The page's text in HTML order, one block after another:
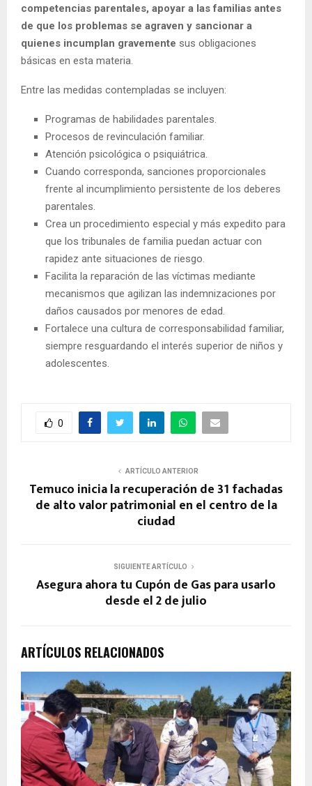
competencias parentales, apoyar a las familias antes
de que los problemas se agraven y sancionar a
quienes incumplan gravemente sus obligaciones
básicas en esta materia.
Entre las medidas contempladas se incluyen:
Programas de habilidades parentales.
Procesos de revinculación familiar.
Atención psicológica o psiquiátrica.
Cuando corresponda, sanciones proporcionales
frente al incumplimiento persistente de los deberes
parentales.
Crea un procedimiento especial y más expedito para
que los tribunales de familia puedan actuar con
rapidez ante situaciones de riesgo.
Facilita la reparación de las víctimas mediante
mecanismos que agilizan las indemnizaciones por
daños causados por menores de edad.
Fortalece una cultura de corresponsabilidad familiar,
siempre resguardando el interés superior de niños y
adolescentes.
0
ARTÍCULO ANTERIOR
Temuco inicia la recuperación de 31 fachadas
de alto valor patrimonial en el centro de la
ciudad
SIGUIENTE ARTÍCULO
Asegura ahora tu Cupón de Gas para usarlo
desde el 2 de julio
ARTÍCULOS RELACIONADOS